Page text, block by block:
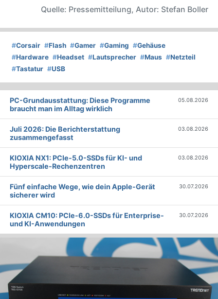
Quelle: Pressemitteilung, Autor: Stefan Boller
#Corsair #Flash #Gamer #Gaming #Gehäuse
#Hardware #Headset #Lautsprecher #Maus #Netzteil
#Tastatur #USB
PC-Grundausstattung: Diese Programme
braucht man im Alltag wirklich
05.08.2026
Juli 2026: Die Bericht­erstattung
zusammengefasst
03.08.2026
KIOXIA NX1: PCIe-5.0-SSDs für KI- und
Hyperscale-Rechenzentren
03.08.2026
Fünf einfache Wege, wie dein Apple-Gerät
sicherer wird
30.07.2026
KIOXIA CM10: PCIe-6.0-SSDs für Enterprise-
und KI-Anwendungen
30.07.2026